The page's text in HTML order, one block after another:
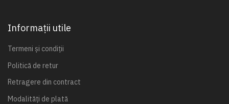
Informații utile
Termeni și condiții
Politică de retur
Retragere din contract
Modalități de plată